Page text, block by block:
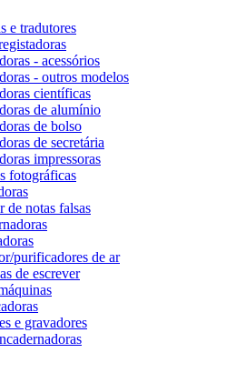
e tradutores
- acessórios
- outros modelos
científicas
de alumínio
de bolso
de secretária
impressoras
fotográficas
de notas falsas
purificadores de ar
de escrever
e gravadores